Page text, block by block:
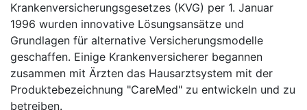
Krankenversicherungsgesetzes (KVG) per 1. Januar
1996 wurden innovative Lösungsansätze und
Grundlagen für alternative Versicherungsmodelle
geschaffen. Einige Krankenversicherer begannen
zusammen mit Ärzten das Hausarztsystem mit der
Produktebezeichnung "CareMed" zu entwickeln und zu
betreiben.